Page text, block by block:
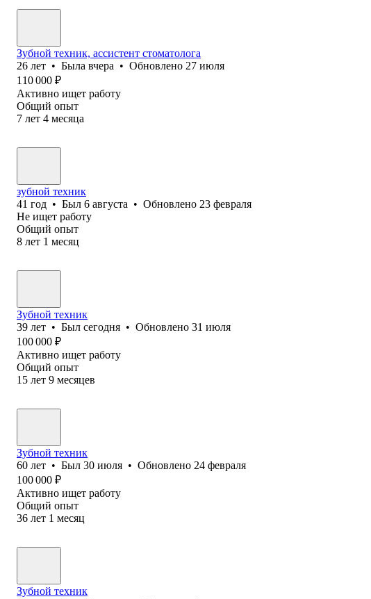
Зубной техник, ассистент стоматолога
26 лет • Была вчера • Обновлено 27 июля
110 000 ₽
Активно ищет работу
Общий опыт
7 лет 4 месяца
зубной техник
41 год • Был 6 августа • Обновлено 23 февраля
Не ищет работу
Общий опыт
8 лет 1 месяц
Зубной техник
39 лет • Был сегодня • Обновлено 31 июля
100 000 ₽
Активно ищет работу
Общий опыт
15 лет 9 месяцев
Зубной техник
60 лет • Был 30 июля • Обновлено 24 февраля
100 000 ₽
Активно ищет работу
Общий опыт
36 лет 1 месяц
Зубной техник